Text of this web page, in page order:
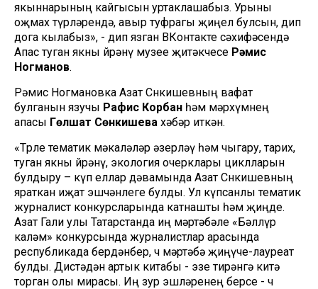
якыннарының кайгысын уртаклашабыз. Урыны
оҗмах түрләрендә, авыр туфрагы җиңел булсын, дип
дога кылабыз», - дип язган ВКонтакте сәхифәсендә
Апас туган якны өйрәнү музее җитәкчесе Рәмис
Ногманов.
Рәмис Ногмановка Азат Сөнкишевның вафат
булганын язучы Рафис Корбан һәм мәрхүмнең
апасы Гөлшат Сөнкишева хәбәр иткән.
«Төрле тематик мәкаләләр әзерләү һәм чыгару, тарих,
туган якны өйрәнү, экология очерклары циклларын
булдыру – күп еллар дәвамында Азат Сөнкишевның
яраткан иҗат эшчәнлеге булды. Ул күпсанлы тематик
журналист конкурсларында катнашты һәм җиңде.
Азат Гали улы Татарстанда иң мәртәбәле «Бәллүр
каләм» конкурсында журналистлар арасында
республикада бердәнбер, өч мәртәбә җиңүче-лауреат
булды. Дистәдән артык китабы - эзе тирәнгә китә
торган олы мирасы. Иң зур эшләренең берсе - өч